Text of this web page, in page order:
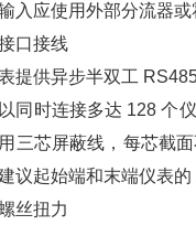
入应使用外部分流器或
口接线
提供异步半双工
以同时连接多达 128 个
三芯屏蔽线，每芯截
议起始端和末端仪表
丝扭力